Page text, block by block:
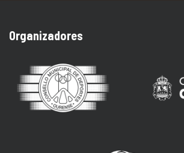
Organizadores